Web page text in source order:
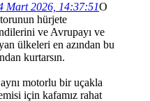
Mart 2026, 14:37:51O
hürjete
ve Avrupayı ve
ülkeleri en azından bu
kurtarsın.
motorlu bir uçakla
için kafamız rahat